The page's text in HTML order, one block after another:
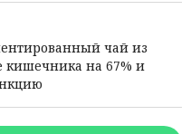
чай из
кишечника на 67% и